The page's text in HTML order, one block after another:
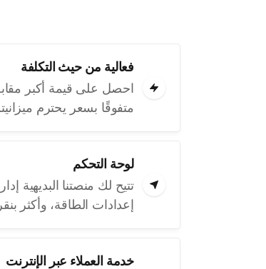
فعالية من حيث التكلفة
متفوقًا بسعر يحترم
لوحة التحكم
إعدادات الطاقة، وأكثر
خدمة العملاء عبر الإنترنت